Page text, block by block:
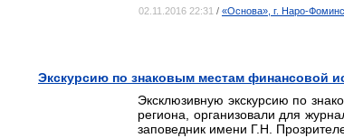
02.11.2016 22:31 / «Основа», г. Наро-
Экскурсию по знаковым местам финансовой
Эксклюзивную экскурсию по
региона, организовали для
заповедник имени Г.Н.